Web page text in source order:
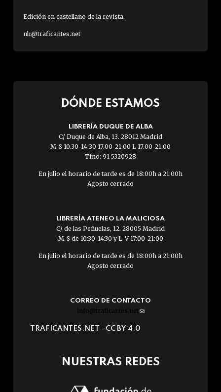
Edición en castellano de la revista.
nlr@traficantes.net
DÓNDE ESTAMOS
LIBRERÍA DUQUE DE ALBA
C/ Duque de Alba, 13. 28012 Madrid
M-S 10.30-14.30 17.00-21.00 L 17.00-21.00
Tfno: 91 5320928
En julio el horario de tarde es de 18:00h a 21:00h
Agosto cerrado
LIBRERÍA ATENEO LA MALICIOSA
C/ de las Peñuelas, 12. 28005 Madrid
M-S de 10:30-14:30 y L-V 17:00-21:00
En julio el horario de tarde es de 18:00h a 21:00h
Agosto cerrado
CORREO DE CONTACTO
info@traficantes.net (link
e-
TRAFICANTES.NET - CC BY 4.0
NUESTRAS REDES